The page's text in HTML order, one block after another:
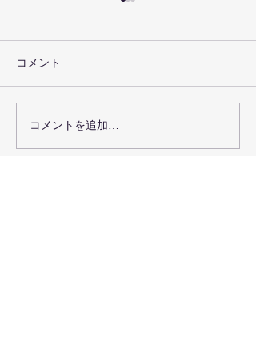
グローブキーフォルダー
が出来ました
コメント
コメントを追加…